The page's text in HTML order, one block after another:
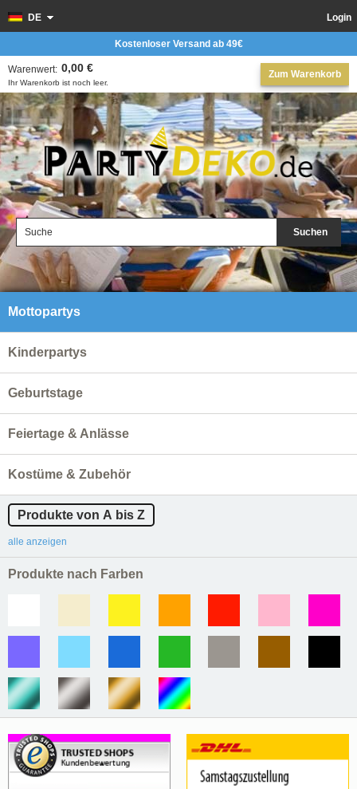
Suchen
Login
DE
Zum Warenkorb
Ihr Warenkorb ist noch leer.
Warenwert: 0,00 €
Kostenloser Versand ab 49€
Mottopartys
Kinderpartys
Geburtstage
Feiertage & Anlässe
Kostüme & Zubehör
Produkte von A bis Z
alle anzeigen
Produkte nach Farben